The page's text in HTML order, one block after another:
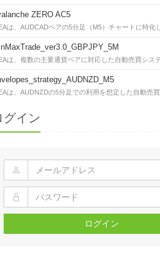
ZERO AC5
は、AUDCADペアの5分足（M5）チャートに特化
は、複数の主要通貨ペアに対応した自動売買シス
は、AUDNZDの5分足での利用を想定した自動売買
グイン
ログイン